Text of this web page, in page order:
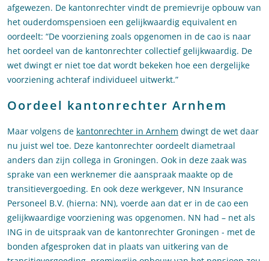
afgewezen. De kantonrechter vindt de premievrije opbouw van
het ouderdomspensioen een gelijkwaardig equivalent en
oordeelt: “De voorziening zoals opgenomen in de cao is naar
het oordeel van de kantonrechter collectief gelijkwaardig. De
wet dwingt er niet toe dat wordt bekeken hoe een dergelijke
voorziening achteraf individueel uitwerkt.”
Oordeel kantonrechter Arnhem
Maar volgens de kantonrechter in Arnhem dwingt de wet daar
nu juist wel toe. Deze kantonrechter oordeelt diametraal
anders dan zijn collega in Groningen. Ook in deze zaak was
sprake van een werknemer die aanspraak maakte op de
transitievergoeding. En ook deze werkgever, NN Insurance
Personeel B.V. (hierna: NN), voerde aan dat er in de cao een
gelijkwaardige voorziening was opgenomen. NN had – net als
ING in de uitspraak van de kantonrechter Groningen - met de
bonden afgesproken dat in plaats van uitkering van de